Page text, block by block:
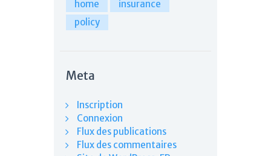
home
insurance
policy
Meta
Inscription
Connexion
Flux des publications
Flux des commentaires